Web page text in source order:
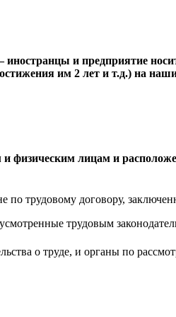
и предприятие
им 2 лет и т.д.) на
лицам и
по трудовому договору,
трудовым
о труде, и органы по